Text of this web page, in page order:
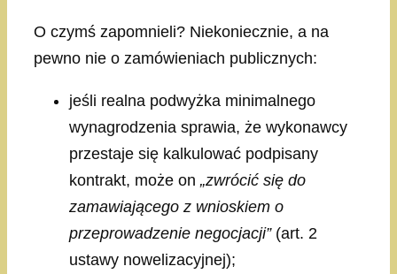
O czymś zapomnieli? Niekoniecznie, a na
pewno nie o zamówieniach publicznych:
jeśli realna podwyżka minimalnego
wynagrodzenia sprawia, że wykonawcy
przestaje się kalkulować podpisany
kontrakt, może on „zwrócić się do
zamawiającego z wnioskiem o
przeprowadzenie negocjacji” (art. 2
ustawy nowelizacyjnej);